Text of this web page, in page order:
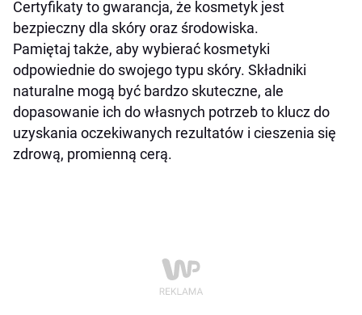
Certyfikaty to gwarancja, że kosmetyk jest
bezpieczny dla skóry oraz środowiska.
Pamiętaj także, aby wybierać kosmetyki
odpowiednie do swojego typu skóry. Składniki
naturalne mogą być bardzo skuteczne, ale
dopasowanie ich do własnych potrzeb to klucz do
uzyskania oczekiwanych rezultatów i cieszenia się
zdrową, promienną cerą.